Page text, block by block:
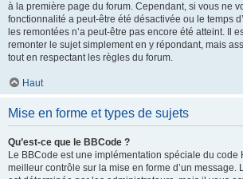
à la première page du forum. Cependant, si vous ne
fonctionnalité a peut-être été désactivée ou le temps
les remontées n’a peut-être pas encore été atteint. Il
remonter le sujet simplement en y répondant, mais
tout en respectant les règles du forum.
Haut
Mise en forme et types de sujets
Qu’est-ce que le BBCode ?
Le BBCode est une implémentation spéciale du code
meilleur contrôle sur la mise en forme d’un message.